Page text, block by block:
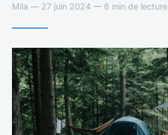
Mila — 27 juin 2024 — 6 min de lecture